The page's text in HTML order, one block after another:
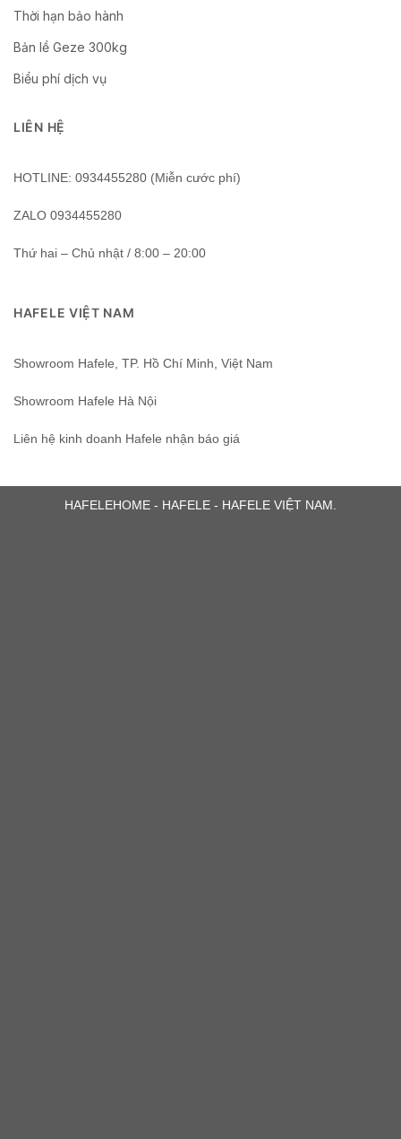
Thời hạn bảo hành
Bản lề Geze 300kg
Biểu phí dịch vụ
LIÊN HỆ
HOTLINE: 0934455280 (Miễn cước phí)
ZALO 0934455280
Thứ hai – Chủ nhật / 8:00 – 20:00
HAFELE VIỆT NAM
Showroom Hafele, TP. Hồ Chí Minh, Việt Nam
Showroom Hafele Hà Nội
Liên hệ kinh doanh Hafele nhận báo giá
HAFELEHOME - HAFELE - HAFELE VIỆT NAM.